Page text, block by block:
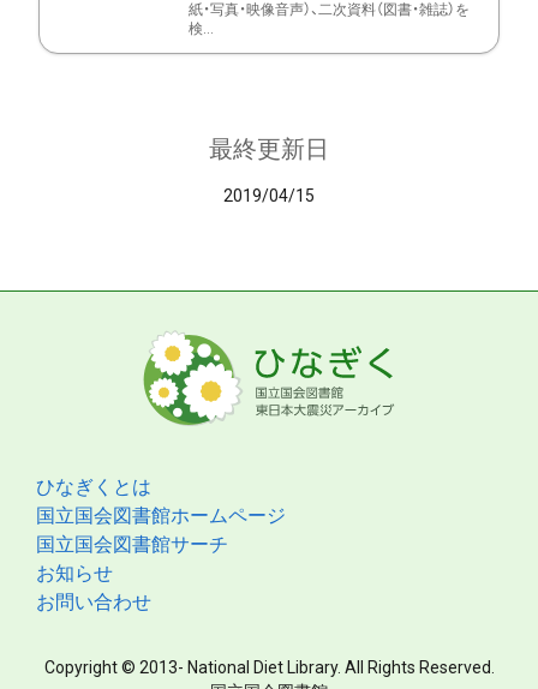
紙・写真・映像音声）、二次資料（図書・雑誌）を
検...
最終更新日
2019/04/15
ひなぎくとは
国立国会図書館ホームページ
国立国会図書館サーチ
お知らせ
お問い合わせ
Copyright © 2013- National Diet Library. All Rights Reserved.